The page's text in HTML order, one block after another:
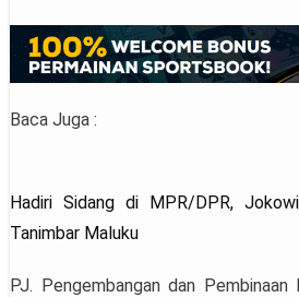
Baca Juga :
Hadiri Sidang di MPR/DPR,
Tanimbar Maluku
PJ. Pengembangan dan Pembinaan